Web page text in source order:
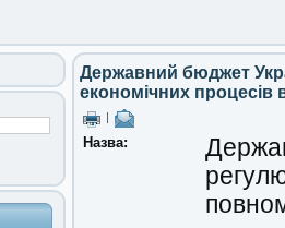
Державний бюджет
економічних
Назва: